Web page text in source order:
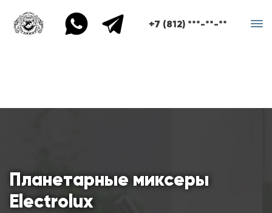
+7 (812) ***-**-**
Планетарные миксеры
Electrolux